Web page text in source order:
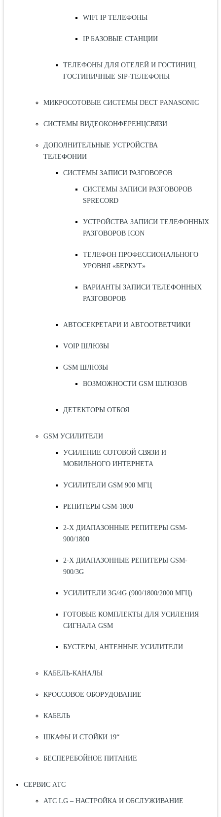
WIFI IP ТЕЛЕФОНЫ
IP БАЗОВЫЕ СТАНЦИИ
ТЕЛЕФОНЫ ДЛЯ ОТЕЛЕЙ И ГОСТИНИЦ.
ГОСТИНИЧНЫЕ SIP-ТЕЛЕФОНЫ
МИКРОСОТОВЫЕ СИСТЕМЫ DECT PANASONIC
СИСТЕМЫ ВИДЕОКОНФЕРЕНЦСВЯЗИ
ДОПОЛНИТЕЛЬНЫЕ УСТРОЙСТВА
ТЕЛЕФОНИИ
СИСТЕМЫ ЗАПИСИ РАЗГОВОРОВ
СИСТЕМЫ ЗАПИСИ РАЗГОВОРОВ
SPRECORD
УСТРОЙСТВА ЗАПИСИ ТЕЛЕФОННЫХ
РАЗГОВОРОВ ICON
ТЕЛЕФОН ПРОФЕССИОНАЛЬНОГО
УРОВНЯ «БЕРКУТ»
ВАРИАНТЫ ЗАПИСИ ТЕЛЕФОННЫХ
РАЗГОВОРОВ
АВТОСЕКРЕТАРИ И АВТООТВЕТЧИКИ
VOIP ШЛЮЗЫ
GSM ШЛЮЗЫ
ВОЗМОЖНОСТИ GSM ШЛЮЗОВ
ДЕТЕКТОРЫ ОТБОЯ
GSM УСИЛИТЕЛИ
УСИЛЕНИЕ СОТОВОЙ СВЯЗИ И
МОБИЛЬНОГО ИНТЕРНЕТА
УСИЛИТЕЛИ GSM 900 МГЦ
РЕПИТЕРЫ GSM-1800
2-Х ДИАПАЗОННЫЕ РЕПИТЕРЫ GSM-
900/1800
2-Х ДИАПАЗОННЫЕ РЕПИТЕРЫ GSM-
900/3G
УСИЛИТЕЛИ 3G/4G (900/1800/2000 МГЦ)
ГОТОВЫЕ КОМПЛЕКТЫ ДЛЯ УСИЛЕНИЯ
СИГНАЛА GSM
БУСТЕРЫ, АНТЕННЫЕ УСИЛИТЕЛИ
КАБЕЛЬ-КАНАЛЫ
КРОССОВОЕ ОБОРУДОВАНИЕ
КАБЕЛЬ
ШКАФЫ И СТОЙКИ 19“
БЕСПЕРЕБОЙНОЕ ПИТАНИЕ
СЕРВИС АТС
АТС LG – НАСТРОЙКА И ОБСЛУЖИВАНИЕ